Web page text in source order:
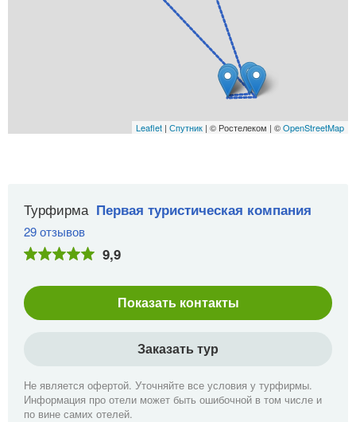
Leaflet | Спутник | © Ростелеком | ©OpenStreetMap
Турфирма Первая туристическая компания
29 отзывов
9,9
Показать контакты
Заказать тур
Не является офертой. Уточняйте все условия у турфирмы.
Информация про отели может быть ошибочной в том числе и
по вине самих отелей.